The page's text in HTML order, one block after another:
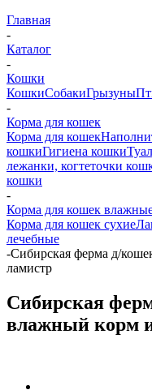
Главная
-
Каталог
-
Кошки
КошкиСобакиГрызуны
-
Корма для кошек
Корма для кошек
кошкиГигиена кошки
лежанки, когтеточки
кошки
-
Корма для кошек
Корма для кошек сухие
лечебные
-Сибирская ферма д/
ламистр
Сибирская
влажный корм